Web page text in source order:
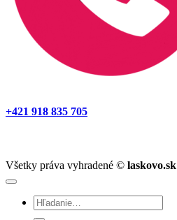
+421 918 835 705
Všetky práva vyhradené © laskovo.sk
Hľadať: